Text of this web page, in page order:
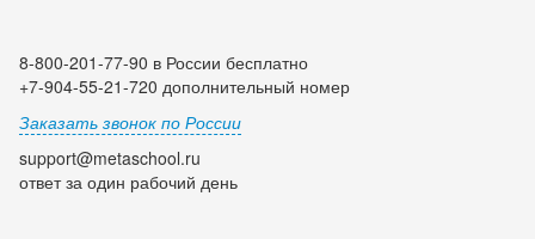
8-800-201-77-90 в России бесплатно
+7-904-55-21-720 дополнительный номер
Заказать звонок по России
support@metaschool.ru
ответ за один рабочий день